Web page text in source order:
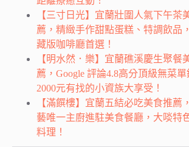
【三寸日光】宜蘭壯圍人氣下午茶
薦，精緻手作甜點蛋糕、特調飲品
藏版咖啡廳首選！
【明水然．樂】宜蘭礁溪慶生聚餐
薦，Google 評論4.8高分頂級無菜單
2000元有找的小資族大享受！
【滿饌樓】宜蘭五結必吃美食推薦
藝唯一主廚進駐美食餐廳，大啖特
料理！